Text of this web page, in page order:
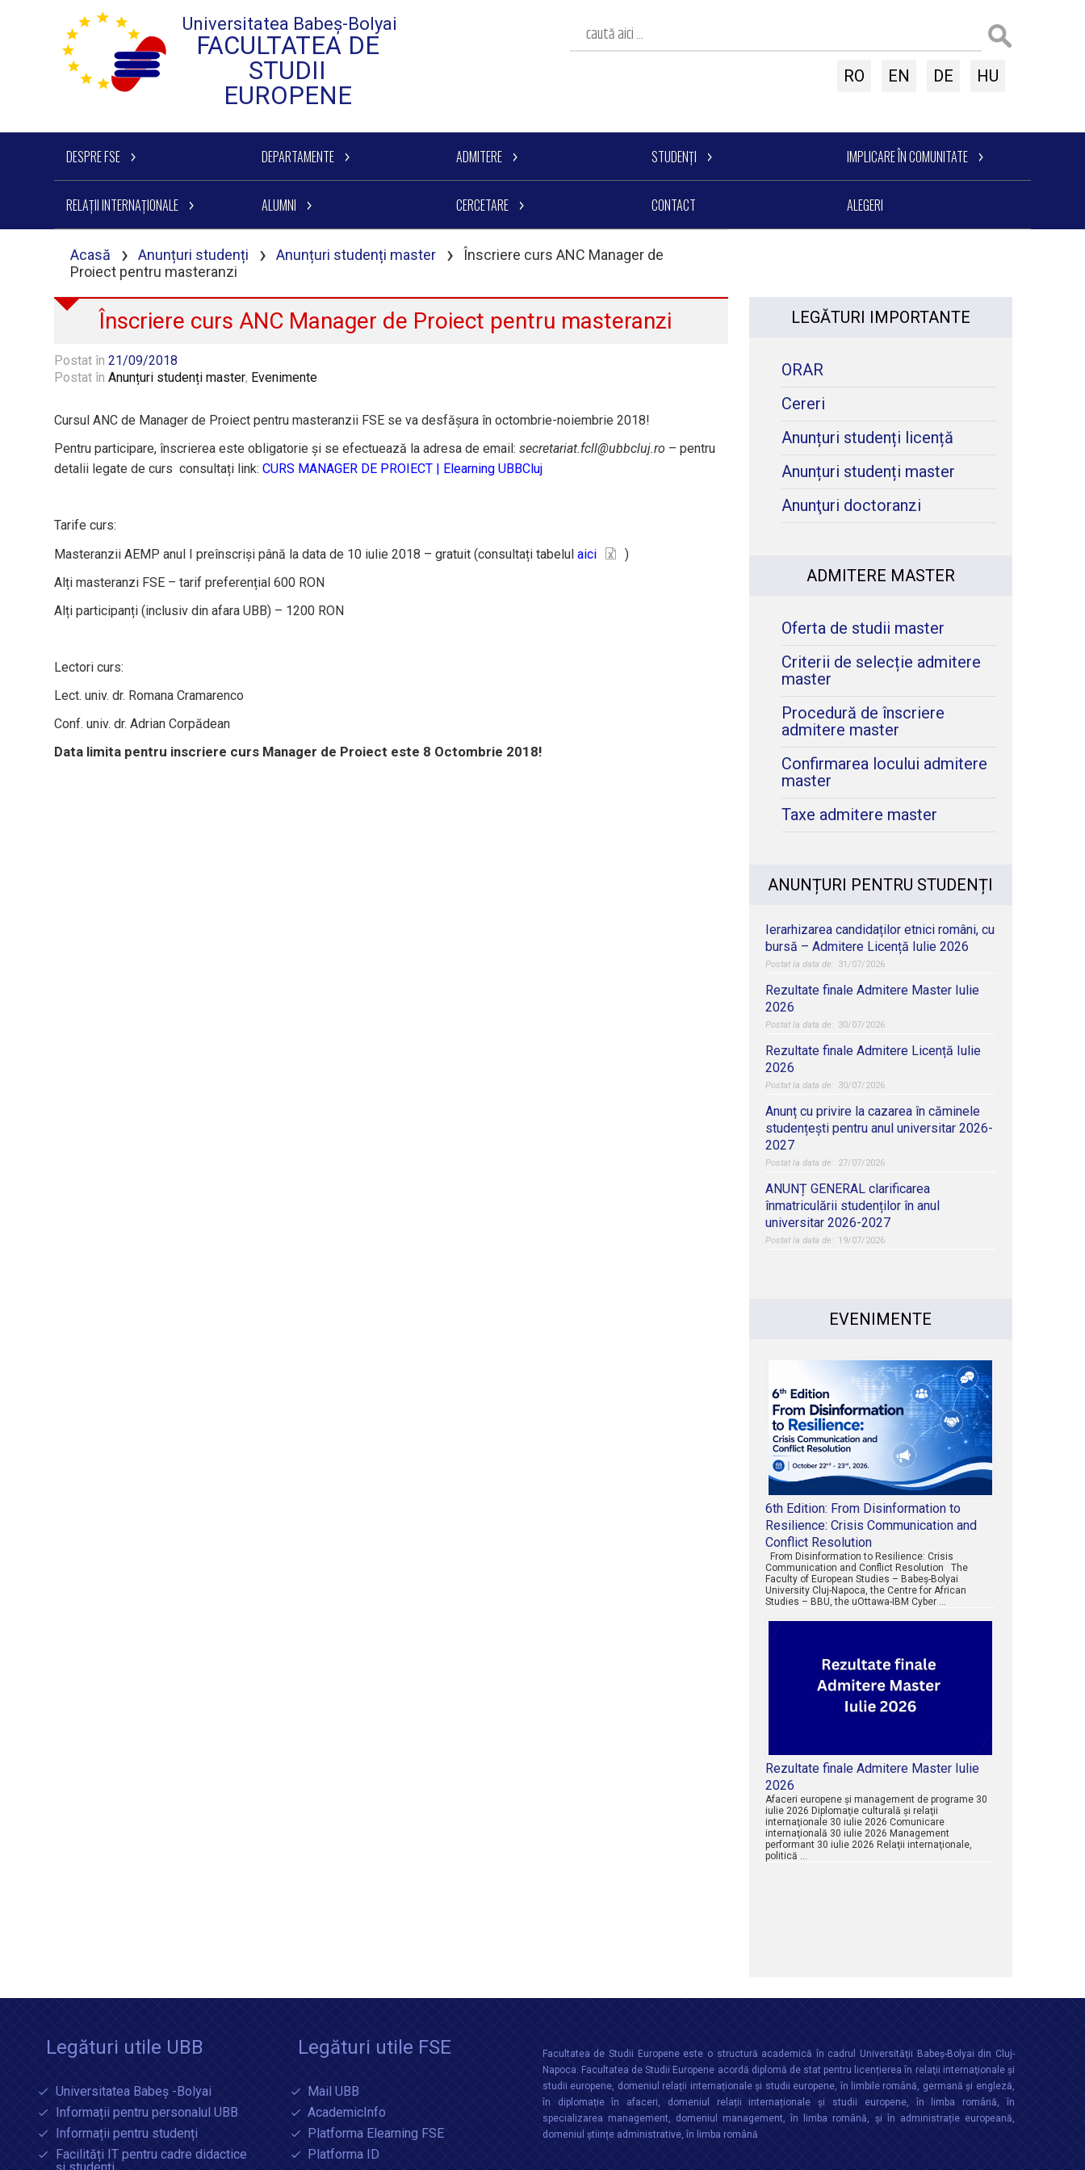
Universitatea Babeș-Bolyai
FACULTATEA DE
STUDII
EUROPENE
RO EN DE HU
DESPRE FSE DEPARTAMENTE ADMITERE STUDENȚI IMPLICARE ÎN COMUNITATE
RELAȚII INTERNAȚIONALE ALUMNI CERCETARE CONTACT ALEGERI
Acasă › Anunțuri studenți › Anunțuri studenți master ›
Înscriere curs ANC Manager de
Proiect pentru masteranzi
Înscriere curs ANC Manager de Proiect pentru masteranzi
Postat în21/09/2018
Postat înAnunțuri studenți master, Evenimente
Cursul ANC de Manager de Proiect pentru masteranzii FSE se va desfășura în octombrie-noiembrie 2018!
Pentru participare, înscrierea este obligatorie și se efectuează la adresa de email: secretariat.fcll@ubbcluj.ro – pentru
detalii legate de curs consultați link: CURS MANAGER DE PROIECT | Elearning UBBCluj
Tarife curs:
Masteranzii AEMP anul I preînscriși până la data de 10 iulie 2018 – gratuit (consultați tabelulaici
)
Alți masteranzi FSE – tarif preferențial 600 RON
Alți participanți (inclusiv din afara UBB) – 1200 RON
Lectori curs:
Lect. univ. dr. Romana Cramarenco
Conf. univ. dr. Adrian Corpădean
Data limita pentru inscriere curs Manager de Proiect este 8 Octombrie 2018!
LEGĂTURI IMPORTANTE
ORAR
Cereri
Anunțuri studenți licență
Anunțuri studenți master
Anunţuri doctoranzi
ADMITERE MASTER
Oferta de studii master
Criterii de selecție admitere
master
Procedură de înscriere
admitere master
Confirmarea locului admitere
master
Taxe admitere master
ANUNȚURI PENTRU STUDENȚI
Ierarhizarea candidaților etnici români, cu
bursă – Admitere Licență Iulie 2026
31/07/2026
Rezultate finale Admitere Master Iulie
2026
30/07/2026
Rezultate finale Admitere Licență Iulie
2026
30/07/2026
Anunț cu privire la cazarea în căminele
studențești pentru anul universitar 2026-
2027
27/07/2026
ANUNȚ GENERAL clarificarea
înmatriculării studenților în anul
universitar 2026-2027
19/07/2026
EVENIMENTE
6th Edition: From Disinformation to
Resilience: Crisis Communication and
Conflict Resolution
From Disinformation to Resilience: Crisis
Communication and Conflict Resolution The
Faculty of European Studies – Babeș-Bolyai
University Cluj-Napoca, the Centre for African
Studies – BBU, the uOttawa-IBM Cyber …
Rezultate finale Admitere Master Iulie
2026
Afaceri europene şi management de programe 30
iulie 2026 Diplomaţie culturală şi relaţii
internaţionale 30 iulie 2026 Comunicare
internaţională 30 iulie 2026 Management
performant 30 iulie 2026 Relaţii internaţionale,
politică …
Legături utile UBB
Universitatea Babeș -Bolyai
Informații pentru personalul UBB
Informații pentru studenți
Facilități IT pentru cadre didactice
Legături utile FSE
Mail UBB
AcademicInfo
Platforma Elearning FSE
Platforma ID
Facultatea de Studii Europene este o structură academică în cadrul Universităţii Babeș-Bolyai din Cluj-
Napoca. Facultatea de Studii Europene acordă diplomă de stat pentru licențierea în relaţii internaţionale şi
studii europene, domeniul relații internaționale şi studii europene, în limbile română, germană și engleză,
în diplomație în afaceri, domeniul relații internaționale și studii europene, în limba română, în
specializarea management, domeniul management, în limba română, și în administrație europeană,
domeniul științe administrative, în limba română